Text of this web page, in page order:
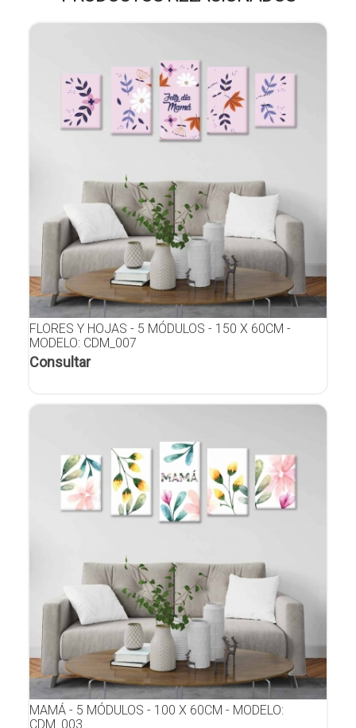
FLORES Y HOJAS - 5 MÓDULOS - 150 X 60CM -
MODELO: CDM_007
Consultar
MAMÁ - 5 MÓDULOS - 100 X 60CM - MODELO:
CDM_003